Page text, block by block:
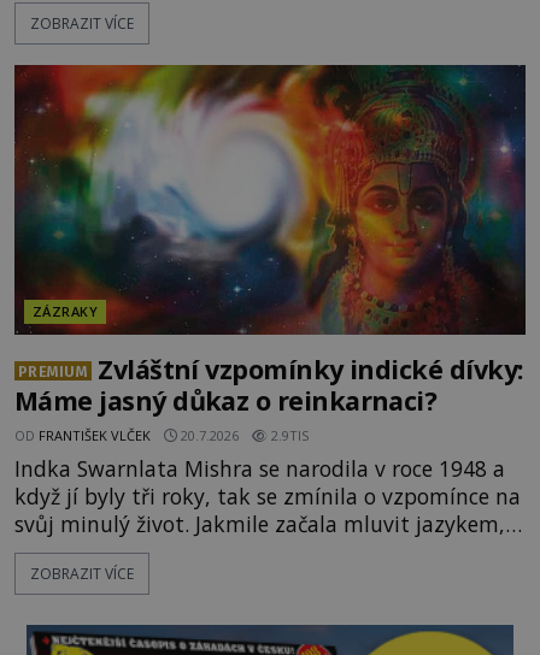
Když slunce vystoupilo z mraků, část davu začala
chlapcovo proroctví, nebo poutníci spatřili pouze
neobvyklou hru světla? [gallery
ids="170530,170531,1705
ZOBRAZIT VÍCE
ZÁZRAKY
PREMIUM
Zvláštní vzpomínky indické dívky:
Máme jasný důkaz o reinkarnaci?
OD FRANTIŠEK VLČEK 20.7.2026 2.9TIS
Indka Swarnlata Mishra se narodila v roce 1948 a
když jí byly tři roky, tak se zmínila o vzpomínce na
svůj minulý život. Jakmile začala mluvit jazykem,
který nikdo nezná, začali rodiče její podivné
chování brát vážně. Je snad důkazem reinkarnace?
Na první pohled se zdá, že to bu
ZOBRAZIT VÍCE